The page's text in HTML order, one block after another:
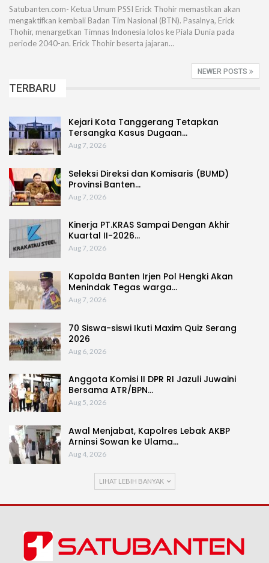
Satubanten.com- Ketua Umum PSSI Erick Thohir memastikan akan
mengaktifkan kembali Badan Tim Nasional (BTN). Pasalnya, Erick
Thohir, menargetkan Timnas Indonesia lolos ke Piala Dunia pada
periode 2040-an. Erick Thohir beserta jajaran…
NEWER POSTS
TERBARU
Kejari Kota Tanggerang Tetapkan
Tersangka Kasus Dugaan…
Aug 7, 2026
Seleksi Direksi dan Komisaris (BUMD)
Provinsi Banten…
Aug 7, 2026
Kinerja PT.KRAS Sampai Dengan Akhir
Kuartal II-2026…
Aug 7, 2026
Kapolda Banten Irjen Pol Hengki Akan
Menindak Tegas warga…
Aug 7, 2026
70 Siswa-siswi Ikuti Maxim Quiz Serang
2026
Aug 6, 2026
Anggota Komisi II DPR RI Jazuli Juwaini
Bersama ATR/BPN…
Aug 5, 2026
Awal Menjabat, Kapolres Lebak AKBP
Arninsi Sowan ke Ulama…
Aug 4, 2026
LIHAT LEBIH BANYAK